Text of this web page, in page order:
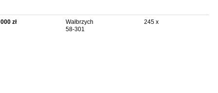
zł
Wałbrzych
58-301
245 x